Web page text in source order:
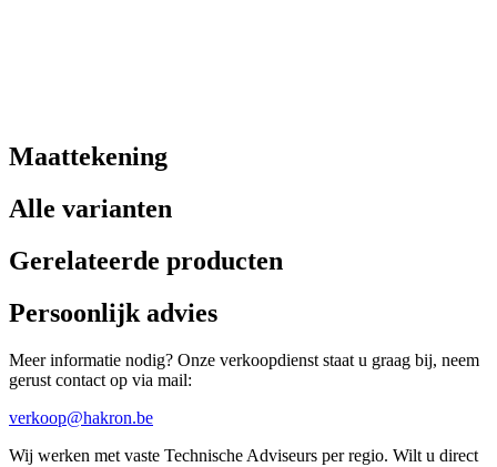
Maattekening
Alle varianten
Gerelateerde producten
Persoonlijk advies
Meer informatie nodig? Onze verkoopdienst staat u graag bij, neem
gerust contact op via mail:
verkoop@hakron.be
Wij werken met vaste Technische Adviseurs per regio. Wilt u direct